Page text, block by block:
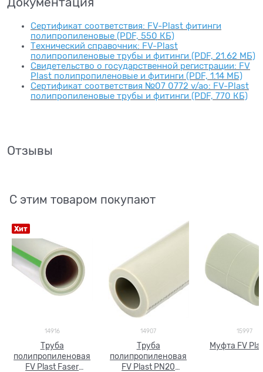
Сертификат соответствия: FV-Plast фитинги
полипропиленовые (PDF, 550 КБ)
Технический справочник: FV-Plast
полипропиленовые трубы и фитинги (PDF, 21.62 МБ)
Свидетельство о государственной регистрации: FV
Plast полипропиленовые и фитинги (PDF, 1.14 МБ)
Сертификат соответствия №07 0772 v/ao: FV-Plast
полипропиленовые трубы и фитинги (PDF, 770 КБ)
Отзывы
С этим товаром покупают
Хит
14916
Труба
полипропиленовая
FV Plast Faser
14907
Труба
полипропиленовая
FV Plast PN20
15997
Муфта FV